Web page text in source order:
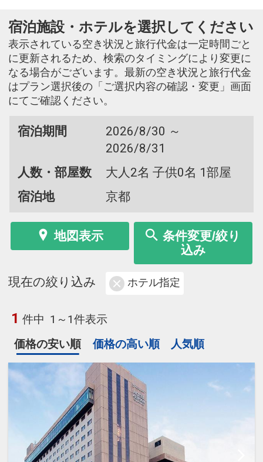
宿泊施設・ホテルを選択してください
表示されている空き状況と旅行代金は一定時間ごと
に更新されるため、検索のタイミングにより変更に
なる場合がございます。最新の空き状況と旅行代金
はプラン選択後の「ご選択内容の確認・変更」画面
にてご確認ください。
宿泊期間
2026/8/30 ～
2026/8/31
人数・部屋数
大人2名 子供0名 1部屋
宿泊地
京都
地図表示
条件変更/絞り
込み
現在の絞り込み ホテル指定
1 件中 1～1件表示
価格の安い順
価格の高い順 人気順